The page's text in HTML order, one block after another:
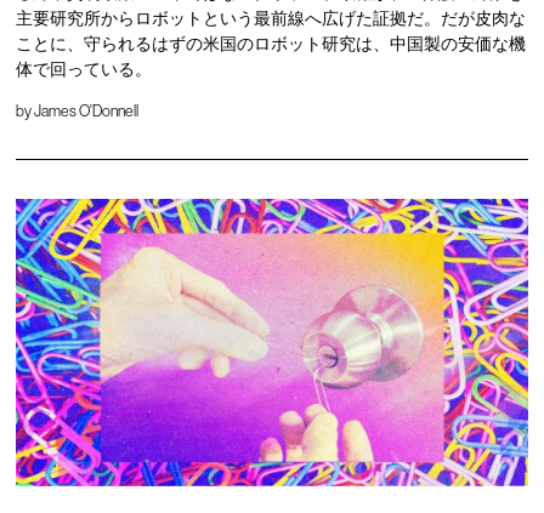
主要研究所からロボットという最前線へ広げた証拠だ。だが皮肉な
ことに、守られるはずの米国のロボット研究は、中国製の安価な機
体で回っている。
byJames O'Donnell